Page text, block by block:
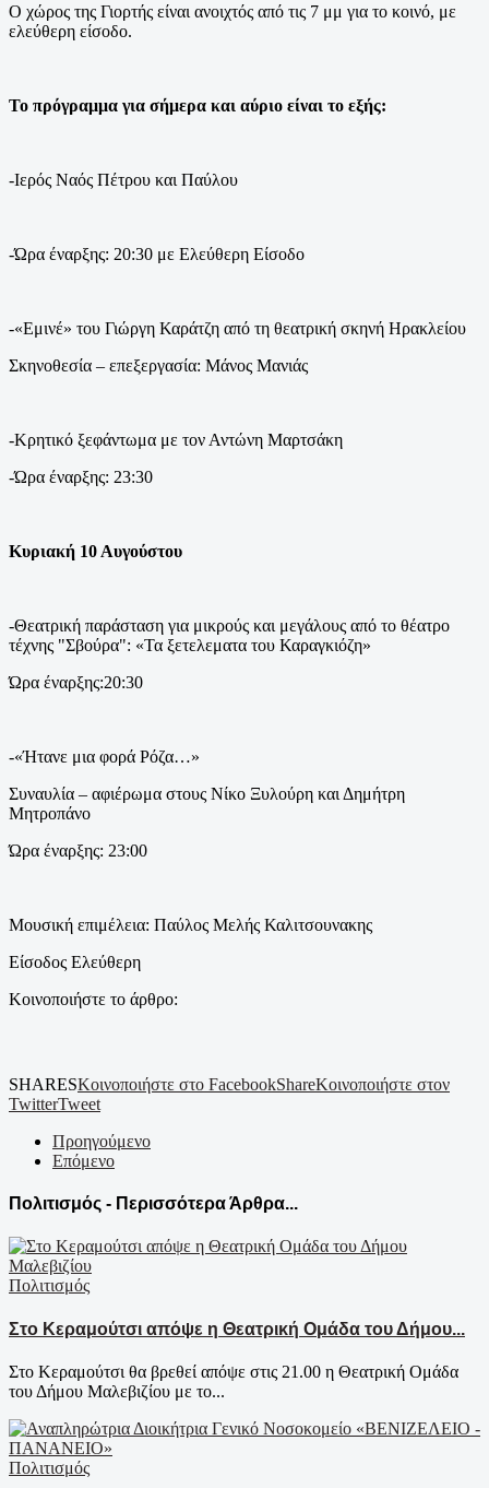
Ο χώρος της Γιορτής είναι ανοιχτός από τις 7 μμ για το κοινό, με
ελεύθερη είσοδο.
Το πρόγραμμα για σήμερα και αύριο είναι το εξής:
-Ιερός Ναός Πέτρου και Παύλου
-Ώρα έναρξης: 20:30 με Ελεύθερη Είσοδο
-«Εμινέ» του Γιώργη Καράτζη από τη θεατρική σκηνή Ηρακλείου
Σκηνοθεσία – επεξεργασία: Μάνος Μανιάς
-Κρητικό ξεφάντωμα με τον Αντώνη Μαρτσάκη
-Ώρα έναρξης: 23:30
Κυριακή 10 Αυγούστου
-Θεατρική παράσταση για μικρούς και μεγάλους από το θέατρο
τέχνης "Σβούρα": «Τα ξετελεματα του Καραγκιόζη»
Ώρα έναρξης:20:30
-«Ήτανε μια φορά Ρόζα…»
Συναυλία – αφιέρωμα στους Νίκο Ξυλούρη και Δημήτρη
Μητροπάνο
Ώρα έναρξης: 23:00
Μουσική επιμέλεια: Παύλος Μελής Καλιτσουνακης
Είσοδος Ελεύθερη
Κοινοποιήστε το άρθρο:
SHARESΚοινοποιήστε στο FacebookShareΚοινοποιήστε στον
TwitterTweet
Προηγούμενο
Επόμενο
Πολιτισμός - Περισσότερα Άρθρα...
Πολιτισμός
Στο Κεραμούτσι απόψε η Θεατρική Ομάδα του Δήμου...
Στο Κεραμούτσι θα βρεθεί απόψε στις 21.00 η Θεατρική Ομάδα
του Δήμου Μαλεβιζίου με το...
Πολιτισμός